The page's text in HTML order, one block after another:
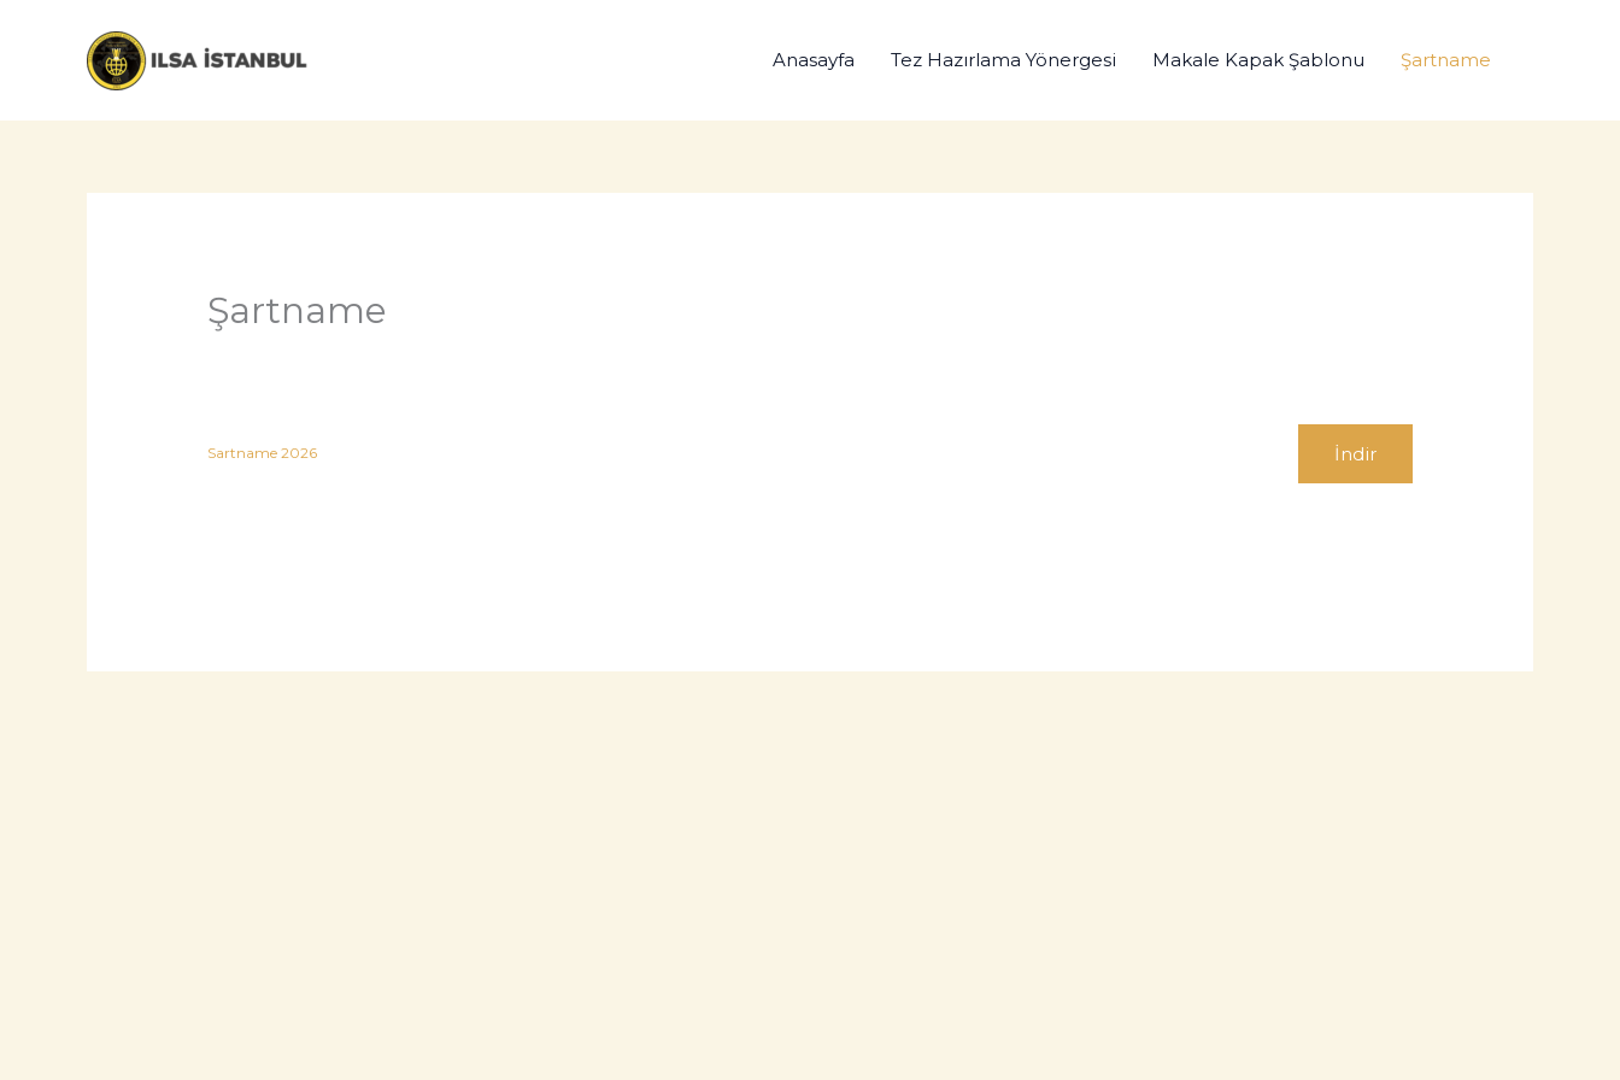
Anasayfa Tez Hazırlama Yönergesi Makale Kapak Şablonu Şartname
Şartname
Sartname 2026 İndir